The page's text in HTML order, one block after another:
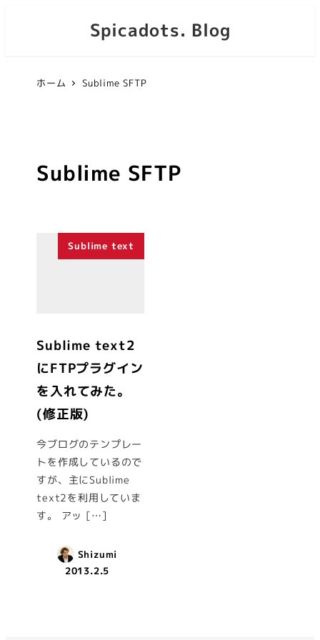
Spicadots. Blog
ホーム Sublime SFTP
Sublime SFTP
Sublime text
Sublime text2
にFTPプラグイン
を入れてみた。
(修正版)
今ブログのテンプレー
トを作成しているので
すが、主にSublime
text2を利用していま
す。 アッ […]
Shizumi
2013.2.5